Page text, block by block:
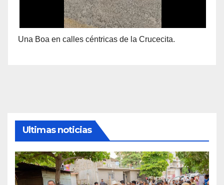
Una Boa en calles céntricas de la Crucecita.
Ultimas noticias